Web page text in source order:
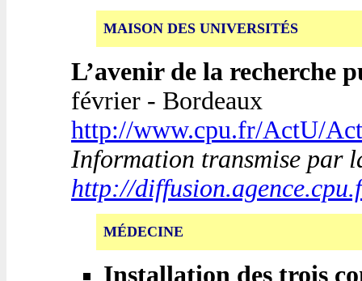
MAISON DES UNIVERSITÉS
L’avenir de la recherche
février - Bordeaux
http://www.cpu.fr/ActU/
Information transmise par
http://
MÉDECINE
Installation des trois